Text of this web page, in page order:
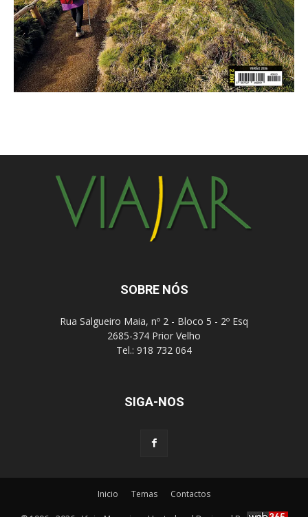
SOBRE NÓS
Rua Salgueiro Maia, nº 2 - Bloco 5 - 2º Esq
2685-374 Prior Velho
Tel.: 918 732 064
SIGA-NOS
Inicio Temas Contactos